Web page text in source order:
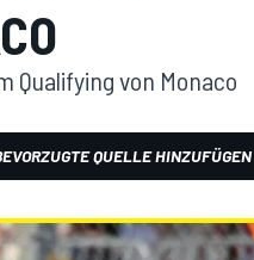
Qualifying von Monaco
QUELLE HINZUFÜGEN